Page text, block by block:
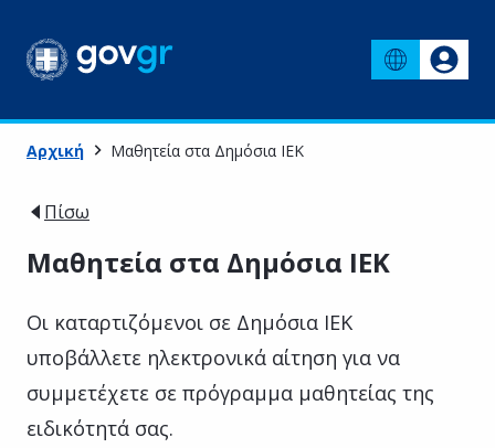
Αρχική Μαθητεία στα Δημόσια ΙΕΚ
Πίσω
Μαθητεία στα Δημόσια ΙΕΚ
Οι καταρτιζόμενοι σε Δημόσια ΙΕΚ
υποβάλλετε ηλεκτρονικά αίτηση για να
συμμετέχετε σε πρόγραμμα μαθητείας της
ειδικότητά σας.